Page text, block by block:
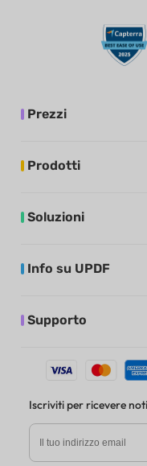
Prezzi
Prodotti
Soluzioni
Info su UPDF
Supporto
Iscriviti per ricevere